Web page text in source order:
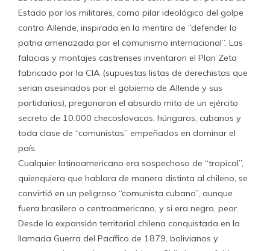
Estado por los militares, como pilar ideológico del golpe
contra Allende, inspirada en la mentira de “defender la
patria amenazada por el comunismo internacional”. Las
falacias y montajes castrenses inventaron el Plan Zeta
fabricado por la CIA (supuestas listas de derechistas que
serian asesinados por el gobierno de Allende y sus
partidarios), pregonaron el absurdo mito de un ejército
secreto de 10.000 checoslovacos, húngaros, cubanos y
toda clase de “comunistas” empeñados en dominar el
país.
Cualquier latinoamericano era sospechoso de “tropical”,
quienquiera que hablara de manera distinta al chileno, se
convirtió en un peligroso “comunista cubano”, aunque
fuera brasilero o centroamericano, y si era negro, peor.
Desde la expansión territorial chilena conquistada en la
llamada Guerra del Pacífico de 1879, bolivianos y